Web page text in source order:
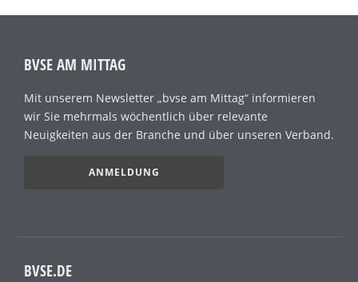
BVSE AM MITTAG
Mit unserem Newsletter „bvse am Mittag“ informieren
wir Sie mehrmals wöchentlich über relevante
Neuigkeiten aus der Branche und über unseren Verband.
ANMELDUNG
BVSE.DE